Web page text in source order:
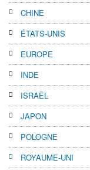
CHINE
ÉTATS-UNIS
EUROPE
INDE
ISRAËL
JAPON
POLOGNE
ROYAUME-UNI